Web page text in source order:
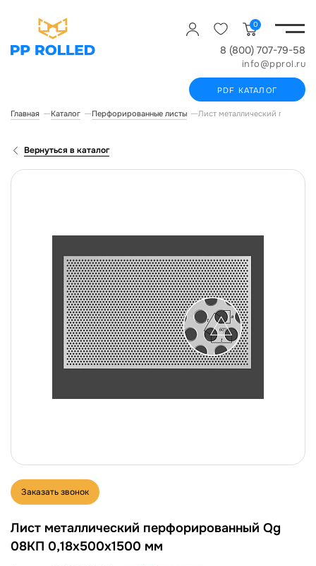
0
8 (800) 707-79-58
info@pprol.ru
PDF КАТАЛОГ
Главная Каталог Перфорированные листы Лист металлический
Вернуться в каталог
Заказать звонок
Лист металлический перфорированный Qg
08КП 0,18х500х1500 мм